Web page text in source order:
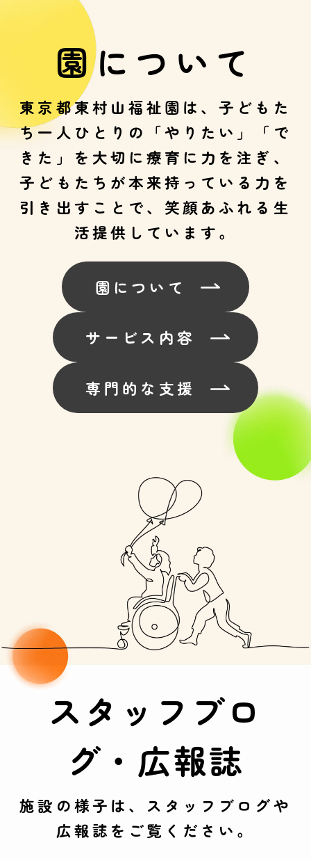
園について
東京都東村山福祉園は、子どもた
ち一人ひとりの「やりたい」「で
きた」を大切に療育に力を注ぎ、
子どもたちが本来持っている力を
引き出すことで、笑顔あふれる生
活提供しています。
園について
サービス内容
専門的な支援
スタッフブロ
グ・広報誌
施設の様子は、スタッフブログや
広報誌をご覧ください。